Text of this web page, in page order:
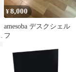
¥8,000
amesoba デスクシェル
フ